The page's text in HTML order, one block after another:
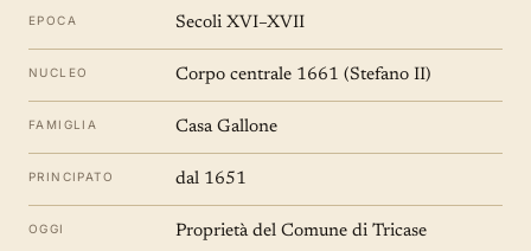
EPOCA Secoli XVI–XVII
NUCLEO Corpo centrale 1661 (Stefano II)
FAMIGLIA Casa Gallone
PRINCIPATO dal 1651
OGGI Proprietà del Comune di Tricase